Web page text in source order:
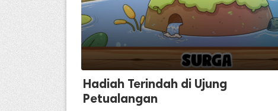
Hadiah Terindah di Ujung
Petualangan